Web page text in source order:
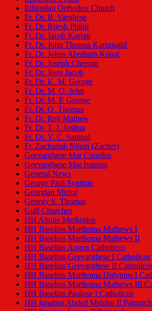
Ethiopian Orthodox Church
Fr. Dr. B. Varghese
Fr. Dr. Bijesh Philip
Fr. Dr. Jacob Kurian
Fr. Dr. John Thomas Karingattil
Fr. Dr. Johns Abraham Konat
Fr. Dr. Joseph Cheeran
Fr. Dr. Jossi Jacob
Fr. Dr. K. M. George
Fr. Dr. M. O. John
Fr. Dr. M. P. George
Fr. Dr. O. Thomas
Fr. Dr. Reji Mathew
Fr. Dr. T. J. Joshua
Fr. Dr. V. C. Samuel
Fr. Zachariah Ninan (Zacher)
Geevarghese Mar Coorilos
Geevarghese Mar Ivanios
General News
George Paul Synthite
Georgian Mirror
Georgy S. Thomas
Gulf Churches
HH Abune Merkorios
HH Baselios Marthoma Mathews I
HH Baselios Marthoma Mathews II
HH Baselius Augen Catholicos
HH Baselius Geevarghese I Catholicos
HH Baselius Geevarghese II
HH Baselius Marthoma Didymus I
HH Baselius Marthoma Mathews III
HH Baselius Paulose I Catholicos
HH Ignatius Abded Mshiho II Patriarch